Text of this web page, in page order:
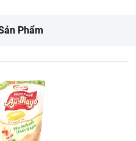
trắng, hạt mù tạt 12,72%, muối,
ớt cayenne, đinh hương),
bột mù tạt 4%, chất tạo
(caramen amoni).
cùng thịt nguội, xúc xích, phô
Phẩm